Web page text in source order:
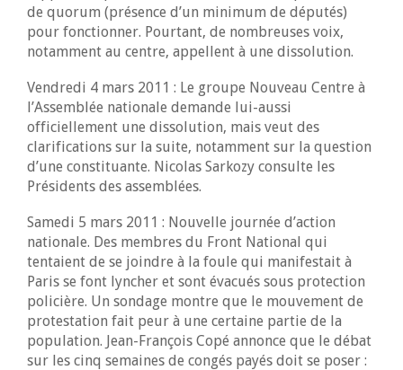
de quorum (présence d’un minimum de députés)
pour fonctionner. Pourtant, de nombreuses voix,
notamment au centre, appellent à une dissolution.
Vendredi 4 mars 2011 : Le groupe Nouveau Centre à
l’Assemblée nationale demande lui-aussi
officiellement une dissolution, mais veut des
clarifications sur la suite, notamment sur la question
d’une constituante. Nicolas Sarkozy consulte les
Présidents des assemblées.
Samedi 5 mars 2011 : Nouvelle journée d’action
nationale. Des membres du Front National qui
tentaient de se joindre à la foule qui manifestait à
Paris se font lyncher et sont évacués sous protection
policière. Un sondage montre que le mouvement de
protestation fait peur à une certaine partie de la
population. Jean-François Copé annonce que le débat
sur les cinq semaines de congés payés doit se poser :